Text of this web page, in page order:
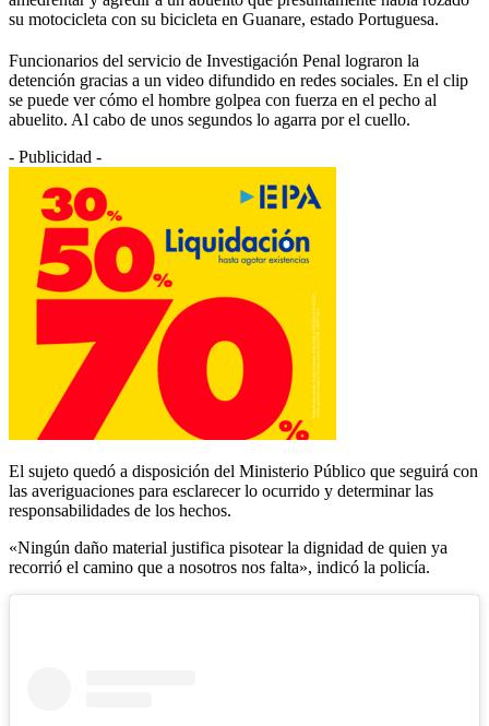
su motocicleta con su bicicleta en Guanare, estado Portuguesa.
Funcionarios del servicio de Investigación Penal lograron la
detención gracias a un video difundido en redes sociales. En el clip
se puede ver cómo el hombre golpea con fuerza en el pecho al
abuelito. Al cabo de unos segundos lo agarra por el cuello.
- Publicidad -
El sujeto quedó a disposición del Ministerio Público que seguirá con
las averiguaciones para esclarecer lo ocurrido y determinar las
responsabilidades de los hechos.
«Ningún daño material justifica pisotear la dignidad de quien ya
recorrió el camino que a nosotros nos falta», indicó la policía.